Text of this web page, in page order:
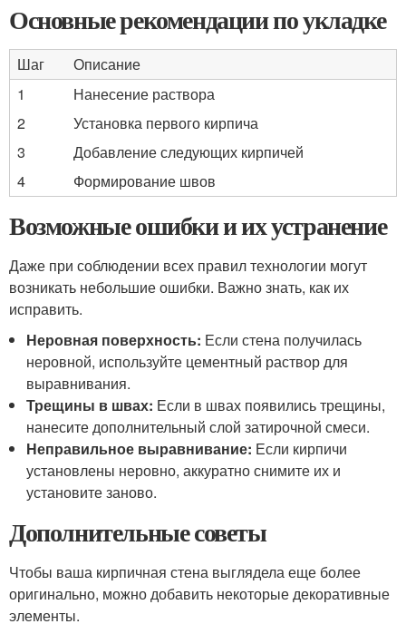
Основные рекомендации по укладке
Шаг
Описание
1
Нанесение раствора
2
Установка первого кирпича
3
Добавление следующих кирпичей
4
Формирование швов
Возможные ошибки и их устранение
Даже при соблюдении всех правил технологии могут
возникать небольшие ошибки. Важно знать, как их
исправить.
Неровная поверхность: Если стена получилась
неровной, используйте цементный раствор для
выравнивания.
Трещины в швах: Если в швах появились трещины,
нанесите дополнительный слой затирочной смеси.
Неправильное выравнивание: Если кирпичи
установлены неровно, аккуратно снимите их и
установите заново.
Дополнительные советы
Чтобы ваша кирпичная стена выглядела еще более
оригинально, можно добавить некоторые декоративные
элементы.